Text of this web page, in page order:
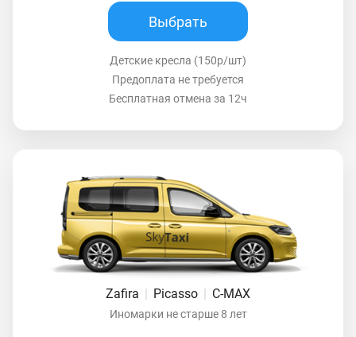
Выбрать
Детские кресла (150р/шт)
Предоплата не требуется
Бесплатная отмена за 12ч
Zafira | Picasso | C-MAX
Иномарки не старше 8 лет